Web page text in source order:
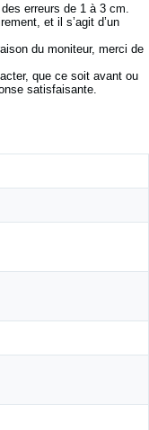
erreurs de 1 à 3 cm.
et il s’agit d’un
du moniteur, merci de
que ce soit avant ou
satisfaisante.